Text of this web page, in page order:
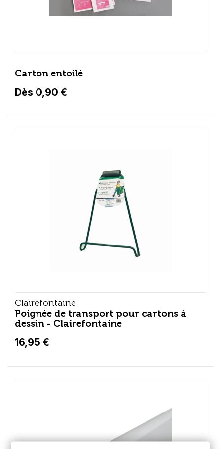
Carton entoilé
Dès 0,90 €
Clairefontaine
Poignée de transport pour cartons à
dessin - Clairefontaine
16,95 €